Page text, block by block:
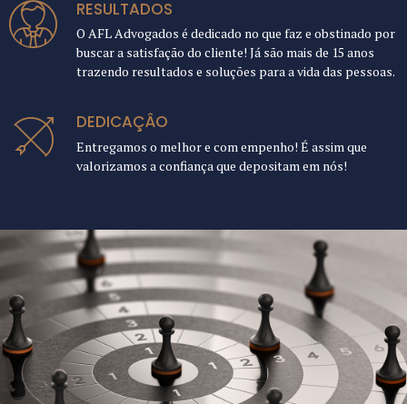
RESULTADOS
O AFL Advogados é dedicado no que faz e obstinado por
buscar a satisfação do cliente! Já são mais de 15 anos
trazendo resultados e soluções para a vida das pessoas.
DEDICAÇÂO
Entregamos o melhor e com empenho! É assim que
valorizamos a confiança que depositam em nós!